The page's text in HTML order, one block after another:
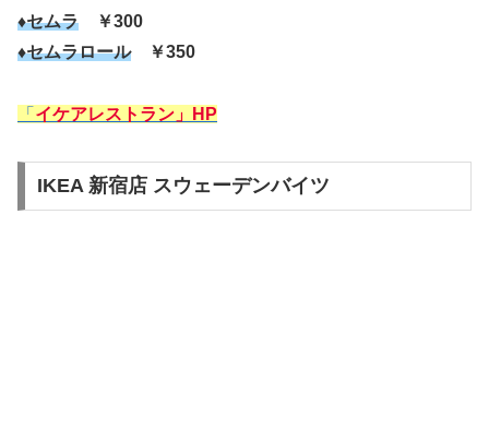
♦セムラ ￥300
♦セムラロール￥350
「 イケアレストラン」HP
IKEA 新宿店 スウェーデンバイツ